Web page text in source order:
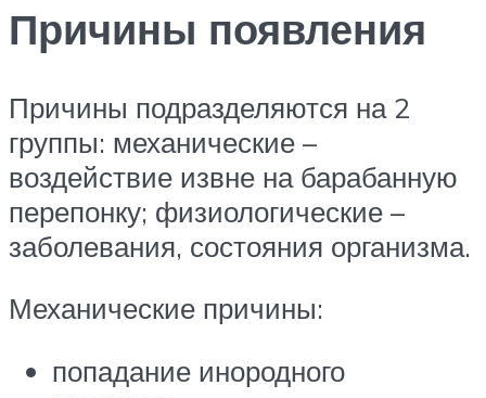
Причины появления
Причины подразделяются на 2
группы: механические –
воздействие извне на барабанную
перепонку; физиологические –
заболевания, состояния организма.
Механические причины:
попадание инородного